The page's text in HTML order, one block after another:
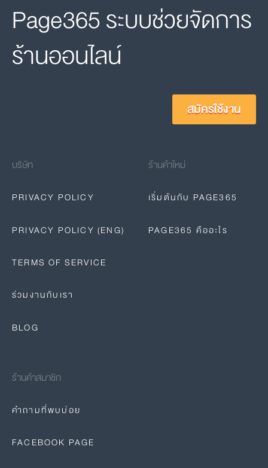
Page365 ระบบช่วยจัดการ
ร้านออนไลน์
สมัครใช้งาน
บริษัท
PRIVACY POLICY
PRIVACY POLICY (ENG)
TERMS OF SERVICE
ร่วมงานกับเรา
BLOG
ร้านค้าใหม่
เริ่มต้นกับ PAGE365
PAGE365 คืออะไร
ร้านค้าสมาชิก
คำถามที่พบบ่อย
FACEBOOK PAGE